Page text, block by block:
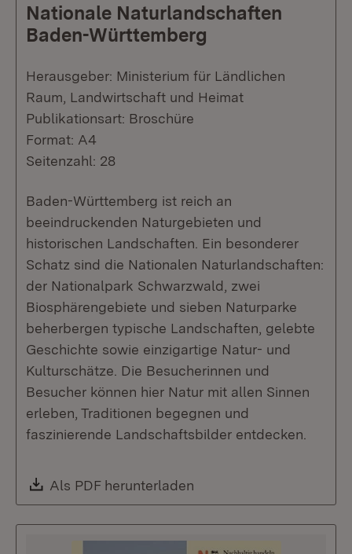
Nationale Naturlandschaften
Baden-Württemberg
Herausgeber: Ministerium für Ländlichen
Raum, Landwirtschaft und Heimat
Publikationsart: Broschüre
Format: A4
Seitenzahl: 28
Baden-Württemberg ist reich an
beeindruckenden Naturgebieten und
historischen Landschaften. Ein besonderer
Schatz sind die Nationalen Naturlandschaften:
der Nationalpark Schwarzwald, zwei
Biosphärengebiete und sieben Naturparke
beherbergen typische Landschaften, gelebte
Geschichte sowie einzigartige Natur- und
Kulturschätze. Die Besucherinnen und
Besucher können hier Natur mit allen Sinnen
erleben, Traditionen begegnen und
faszinierende Landschaftsbilder entdecken.
Download:
Als PDF herunterladen